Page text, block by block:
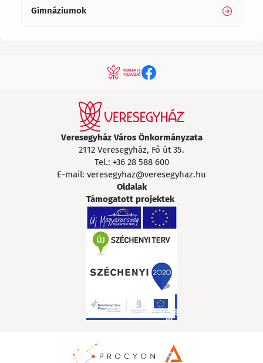
Gimnáziumok
Veresegyház Város Önkormányzata
2112 Veresegyház, Fő út 35.
Tel.: +36 28 588 600
E-mail: veresegyhaz@veresegyhaz.hu
Oldalak
Támogatott projektek